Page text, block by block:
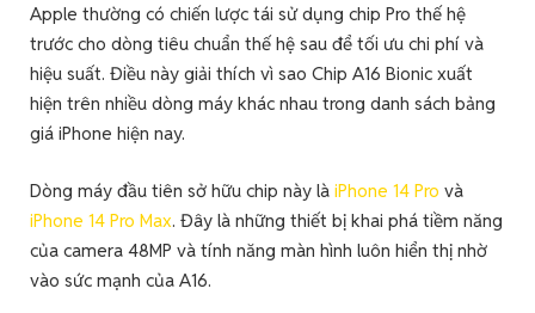
Apple thường có chiến lược tái sử dụng chip Pro thế hệ
trước cho dòng tiêu chuẩn thế hệ sau để tối ưu chi phí và
hiệu suất. Điều này giải thích vì sao Chip A16 Bionic xuất
hiện trên nhiều dòng máy khác nhau trong danh sách bảng
giá iPhone hiện nay.
Dòng máy đầu tiên sở hữu chip này là iPhone 14 Pro và
iPhone 14 Pro Max. Đây là những thiết bị khai phá tiềm năng
của camera 48MP và tính năng màn hình luôn hiển thị nhờ
vào sức mạnh của A16.